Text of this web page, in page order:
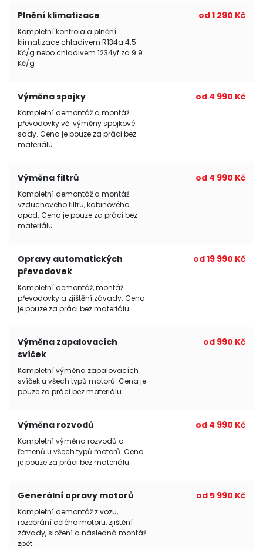
Plnění klimatizace
Kompletní kontrola a plnění
klimatizace chladivem R134a 4.5
Kč/g nebo chladivem 1234yf za 9.9
Kč/g
od 1 290 Kč
Výměna spojky
Kompletní demontáž a montáž
převodovky vč. výměny spojkové
sady. Cena je pouze za práci bez
materiálu.
od 4 990 Kč
Výměna filtrů
Kompletní demontáž a montáž
vzduchového filtru, kabinového
apod. Cena je pouze za práci bez
materiálu.
od 4 990 Kč
Opravy automatických
převodovek
Kompletní demontáž, montáž
převodovky a zjištění závady. Cena
je pouze za práci bez materiálu.
od 19 990 Kč
Výměna zapalovacích
svíček
Kompletní výměna zapalovacích
svíček u všech typů motorů. Cena je
pouze za práci bez materiálu.
od 990 Kč
Výměna rozvodů
Kompletní výměna rozvodů a
řemenů u všech typů motorů. Cena
je pouze za práci bez materiálu.
od 4 990 Kč
Generální opravy motorů
Kompletní demontáž z vozu,
rozebrání celého motoru, zjištění
závady, složení a následná montáž
zpět.
od 5 990 Kč